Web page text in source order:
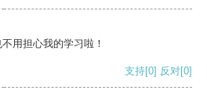
用担心我的学习啦！
支持[0] 反对[0]